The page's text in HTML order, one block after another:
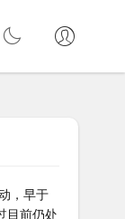
，早于
目前仍处